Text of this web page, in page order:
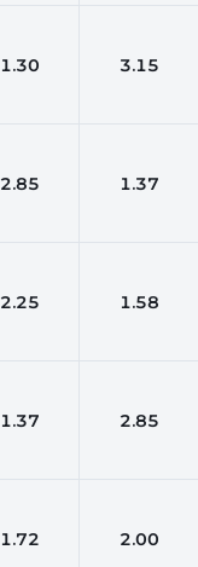
1.30 3.15
2.85 1.37
2.25 1.58
1.37 2.85
1.72 2.00